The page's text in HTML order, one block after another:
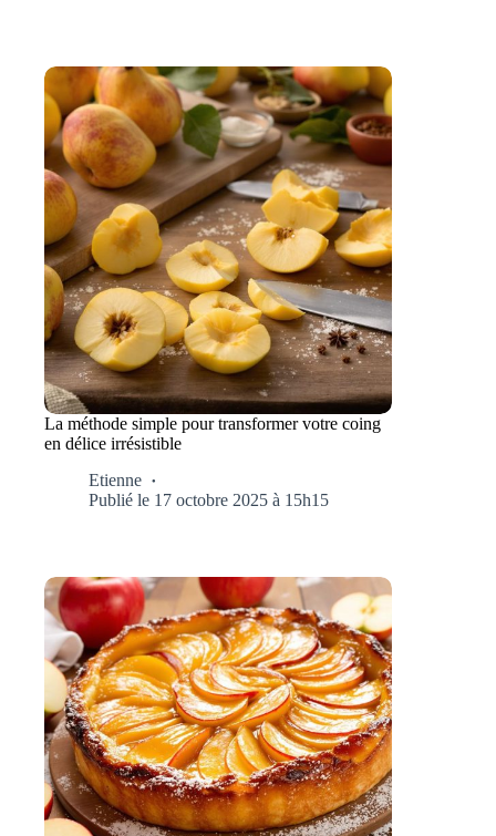
La méthode simple pour transformer votre coing
en délice irrésistible
Etienne
Publié le 17 octobre 2025 à 15h15